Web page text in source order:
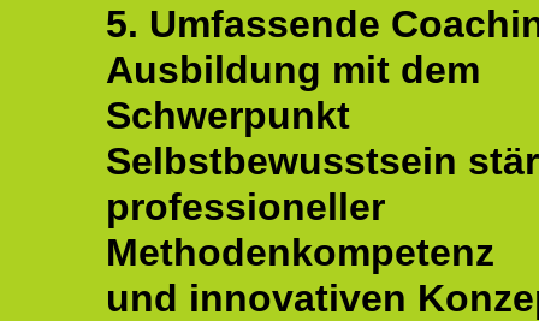
5. Umfassende
Ausbildung mit dem
Schwerpunkt
Selbstbewusstsein
professioneller
Methodenkompetenz
und innovativen